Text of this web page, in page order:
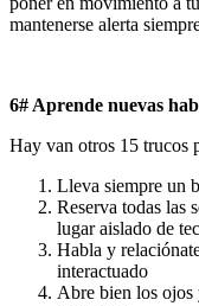
mantenerse alerta
6# Aprende nuevas
Hay van otros 15 trucos
Lleva siempre un
Reserva todas las
lugar aislado de
Habla y
interactuado
Abre bien los ojos